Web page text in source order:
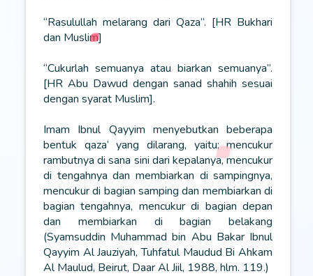
“Rasulullah melarang dari Qaza”. [HR Bukhari
dan Muslim]
“Cukurlah semuanya atau biarkan semuanya”.
[HR Abu Dawud dengan sanad shahih sesuai
dengan syarat Muslim].
Imam Ibnul Qayyim menyebutkan beberapa
bentuk qaza’ yang dilarang, yaitu; mencukur
rambutnya di sana sini dari kepalanya, mencukur
di tengahnya dan membiarkan di sampingnya,
mencukur di bagian samping dan membiarkan di
bagian tengahnya, mencukur di bagian depan
dan membiarkan di bagian belakang
(Syamsuddin Muhammad bin Abu Bakar Ibnul
Qayyim Al Jauziyah, Tuhfatul Maudud Bi Ahkam
Al Maulud, Beirut, Daar Al Jiil, 1988, hlm. 119.)